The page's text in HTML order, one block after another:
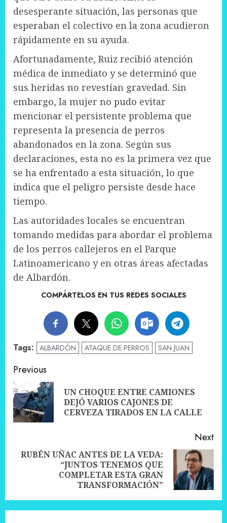
desesperante situación, las personas que
esperaban el colectivo en la zona acudieron
rápidamente en su ayuda.
Afortunadamente, Ruiz recibió atención
médica de inmediato y se determinó que
sus heridas no revestían gravedad. Sin
embargo, la mujer no pudo evitar
mencionar el persistente problema que
representa la presencia de perros
abandonados en la zona. Según sus
declaraciones, esta no es la primera vez que
se ha enfrentado a esta situación, lo que
indica que el peligro persiste desde hace
tiempo.
Las autoridades locales se encuentran
tomando medidas para abordar el problema
de los perros callejeros en el Parque
Latinoamericano y en otras áreas afectadas
de Albardón.
COMPÁRTELOS EN TUS REDES SOCIALES
Tags: ALBARDÓN ATAQUE DE PERROS SAN JUAN
Post
navigation
Previous
UN CHOQUE ENTRE CAMIONES
DEJÓ VARIOS CAJONES DE
CERVEZA TIRADOS EN LA CALLE
Next
RUBÉN UÑAC ANTES DE LA VEDA:
“JUNTOS TENEMOS QUE
COMPLETAR ESTA GRAN
TRANSFORMACIÓN”